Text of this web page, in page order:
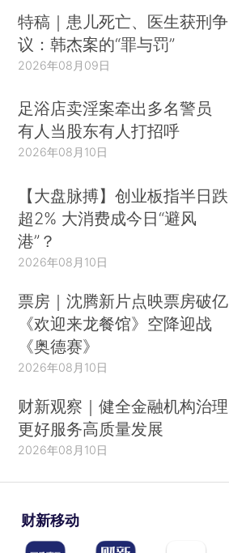
特稿｜患儿死亡、医生获刑争
议：韩杰案的“罪与罚”
2026年08月09日
足浴店卖淫案牵出多名警员
有人当股东有人打招呼
2026年08月10日
【大盘脉搏】创业板指半日跌
超2% 大消费成今日“避风
港”？
2026年08月10日
票房｜沈腾新片点映票房破亿
《欢迎来龙餐馆》空降迎战
《奥德赛》
2026年08月10日
财新观察｜健全金融机构治理
更好服务高质量发展
2026年08月10日
财新移动